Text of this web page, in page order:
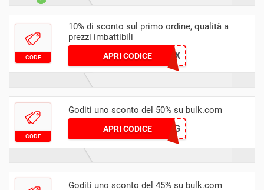
CODE
10% di sconto sul primo ordine, qualità a
prezzi imbattibili
APRI CODICE IBAX
CODE
Goditi uno sconto del 50% su bulk.com
APRI CODICENEWESG
Goditi uno sconto del 45% su bulk.com